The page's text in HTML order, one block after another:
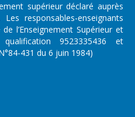
supérieur déclaré auprès
responsables-enseignants
l’Enseignement Supérieur et
9523335436 et
431 du 6 juin 1984)